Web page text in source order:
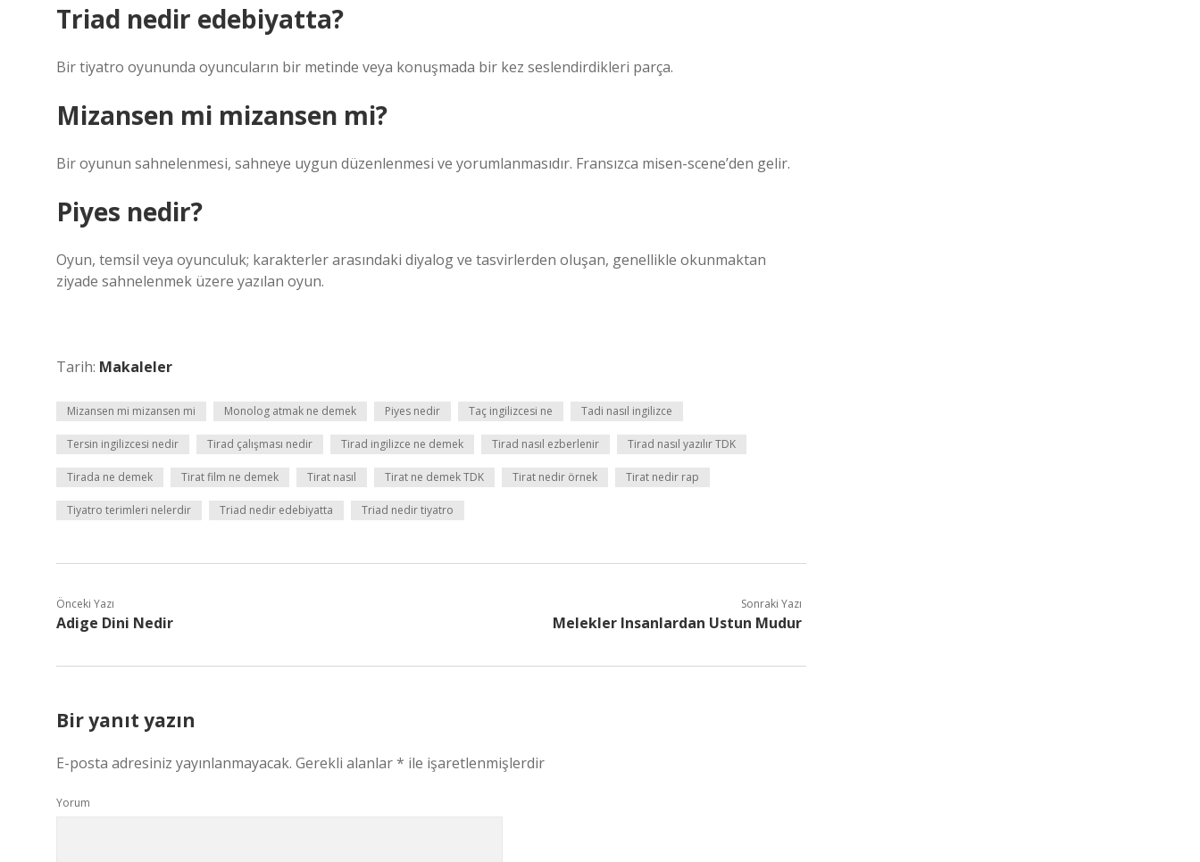
Triad nedir edebiyatta?
Bir tiyatro oyununda oyuncuların bir metinde veya konuşmada bir kez seslendirdikleri parça.
Mizansen mi mizansen mi?
Bir oyunun sahnelenmesi, sahneye uygun düzenlenmesi ve yorumlanmasıdır. Fransızca misen-scene’den gelir.
Piyes nedir?
Oyun, temsil veya oyunculuk; karakterler arasındaki diyalog ve tasvirlerden oluşan, genellikle okunmaktan
ziyade sahnelenmek üzere yazılan oyun.
Tarih: Makaleler
Mizansen mi mizansen mi Monolog atmak ne demek Piyes nedir Taç ingilizcesi ne Tadi nasıl ingilizce
Tersin ingilizcesi nedir Tirad çalışması nedir Tirad ingilizce ne demek Tirad nasıl ezberlenir Tirad nasıl yazılır TDK
Tirada ne demek Tirat film ne demek Tirat nasıl Tirat ne demek TDK Tirat nedir örnek Tirat nedir rap
Tiyatro terimleri nelerdir Triad nedir edebiyatta Triad nedir tiyatro
Önceki Yazı
Adige Dini Nedir
Sonraki Yazı
Melekler Insanlardan Ustun Mudur
Bir yanıt yazın
E-posta adresiniz yayınlanmayacak. Gerekli alanlar* ile işaretlenmişlerdir
Yorum